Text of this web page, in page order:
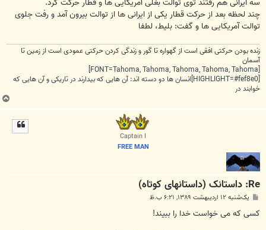
سه ایرانی هم رفتند توی توالت بغلی آمریکایی ها و قطار حرکت کرد.
چند لحظه بعد از حرکت قطار یکی از ایرانی ها از توالت بیرون آمد و رفت جلوی
توالت آمریکایی ها و گفت: بلیط، لطفا
زنده بودن حرکتی افقی است از گهواره تا گور و زندگی کردن حرکتی عمودی است از زمین تا
آسمان
[FONT=Tahoma, Tahoma, Tahoma, Tahoma, Tahoma]
[HIGHLIGHT=#fef8e0]انسان ها دو دسته اند: آن هایی که بیدارند در تاریکی و آن هایی که
خوابند در
ب
ا
Captain I
FREE MAN
Re: داستانک (داستانهای کوتاه)
پ
ت
یک‌شنبه ۱۲ اردیبهشت ۱۳۸۹, ۶:۲۱ ب.ظ
کسی که می خواست خدا را ببیند!